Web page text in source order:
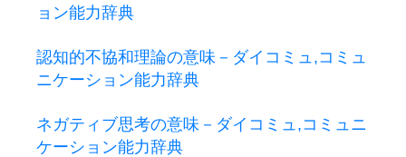
ョン能力辞典
認知的不協和理論の意味－ダイコミュ,コミュ
ニケーション能力辞典
ネガティブ思考の意味－ダイコミュ,コミュニ
ケーション能力辞典